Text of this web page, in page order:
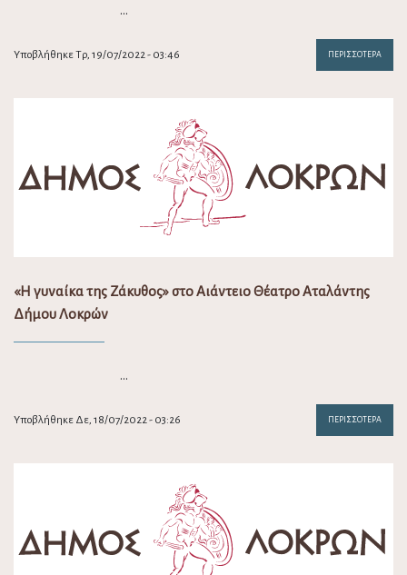
…
Υποβλήθηκε Τρ, 19/07/2022 - 03:46 ΠΕΡΙΣΣΌΤΕΡΑ
«Η γυναίκα της Ζάκυθος» στο Αιάντειο Θέατρο Αταλάντης
Δήμου Λοκρών
…
Υποβλήθηκε Δε, 18/07/2022 - 03:26 ΠΕΡΙΣΣΌΤΕΡΑ